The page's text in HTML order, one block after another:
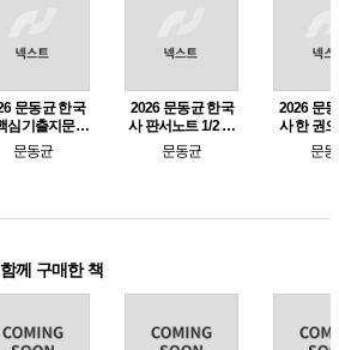
문동균 한국
심기출지문총
정리
문동균
2026 문동균 한국
사 판서노트 1/2 특
강
문동균
2026 문
사 한 권
것을 정
서노트
문
께 구매한 책